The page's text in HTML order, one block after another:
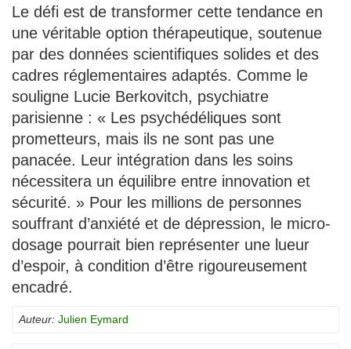
Le défi est de transformer cette tendance en
une véritable option thérapeutique, soutenue
par des données scientifiques solides et des
cadres réglementaires adaptés. Comme le
souligne Lucie Berkovitch, psychiatre
parisienne : « Les psychédéliques sont
prometteurs, mais ils ne sont pas une
panacée. Leur intégration dans les soins
nécessitera un équilibre entre innovation et
sécurité. » Pour les millions de personnes
souffrant d’anxiété et de dépression, le micro-
dosage pourrait bien représenter une lueur
d’espoir, à condition d’être rigoureusement
encadré.
Auteur: Julien Eymard